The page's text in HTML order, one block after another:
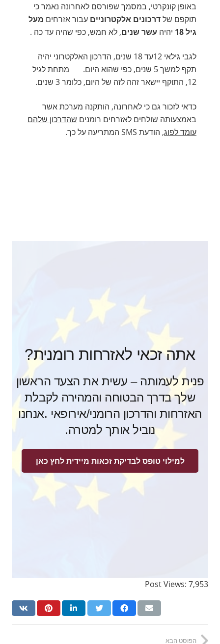
באופן קונקרטי, במסמך שפורסם לאחרונה נאמר כי
תוקפם שלדרכונים אלקטרוניים עבור אזרחים מעל
גיל 18
יהיה עשר שנים, לא חמש, כפי שהיה עד כה .
לגבי גילאי 12עד 18 שנים, הדרכון האלקטרוני יהיה
תקף למשך 5 שנים, כפי שהוא היום. מתחת לגיל
12, התוקף יישאר זהה לזה של היום, כלומר 3 שנים.
כדאי לזכור גם כי לאחרונה, הותקנה מערכת אשר
באמצעותה שולחים לאזרחים רומנים שהדרכון שלהם
עומד לפוג, הודעת SMS המתריעה על כך.
אתה זכאי לאזרחות רומנית?
פנית לעמותה – עשית את הצעד הראשון
שלך בדרך הבטוחה והמהירה לקבלת
האזרחות והדרכון הרומני/אירופאי .אנחנו
נוביל אותך למטרה.
למילוי טופס לבדיקת זכאות מיידית לחץ כאן
Post Views: 7,953
הפוסט הבא